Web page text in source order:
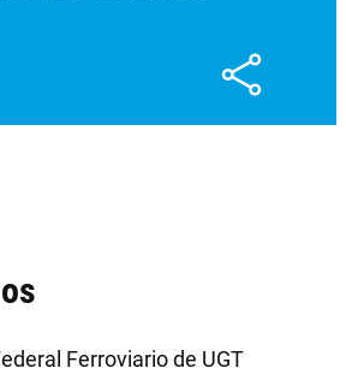
Ferroviario de UGT